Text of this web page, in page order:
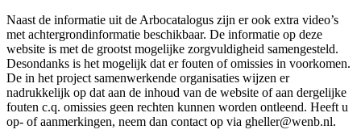
Naast de informatie uit de Arbocatalogus zijn er ook extra video’s
met achtergrondinformatie beschikbaar. De informatie op deze
website is met de grootst mogelijke zorgvuldigheid samengesteld.
Desondanks is het mogelijk dat er fouten of omissies in voorkomen.
De in het project samenwerkende organisaties wijzen er
nadrukkelijk op dat aan de inhoud van de website of aan dergelijke
fouten c.q. omissies geen rechten kunnen worden ontleend. Heeft u
op- of aanmerkingen, neem dan contact op via gheller@wenb.nl.